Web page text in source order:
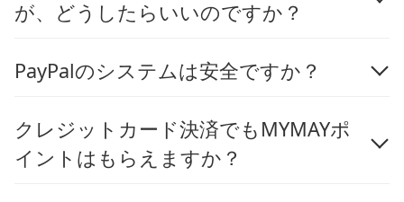
が、どうしたらいいのですか？
PayPalのシステムは安全ですか？
クレジットカード決済でもMYMAYポ
イントはもらえますか？